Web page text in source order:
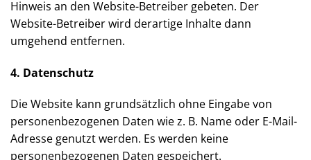
Urheberrechte Dritter werden beachtet.
Sollten Sie dennoch auf eine
um einen entsprechenden Hinweis an den Website-
derartige Inhalte dann umgehend entfernen.
4. Datenschutz